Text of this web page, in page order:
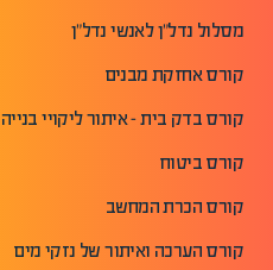
מסלול נדל"ן לאנשי נדל"ן
קורס אחזקת מבנים
קורס בדק בית - איתור ליקויי בנייה
קורס ביטוח
קורס הכרת המחשב
קורס הערכה ואיתור של נזקי מים